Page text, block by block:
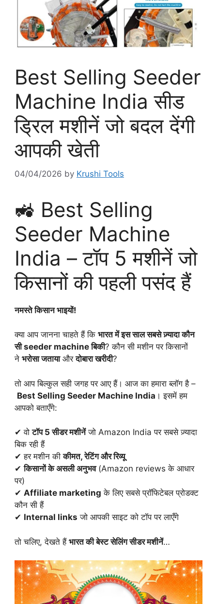
Best Selling Seeder
Machine India सीड
ड्रिल मशीनें जो बदल देंगी
आपकी खेती
04/04/2026 by Krushi Tools
🚜 Best Selling
Seeder Machine
India – टॉप 5 मशीनें जो
किसानों की पहली पसंद हैं
नमस्ते किसान भाइयों!
क्या आप जानना चाहते हैं कि भारत में इस साल सबसे ज़्यादा कौन
सी seeder machine बिकी? कौन सी मशीन पर किसानों
ने भरोसा जतायाऔरदोबारा खरीदी?
तो आप बिल्कुल सही जगह पर आए हैं। आज का हमारा ब्लॉग है –
Best Selling Seeder Machine India । इसमें हम
आपको बताएँगे:
✔ वोटॉप 5 सीडर मशीनेंजो Amazon India पर सबसे ज़्यादा
बिक रही हैं
✔ हर मशीन कीकीमत, रेटिंग और रिव्यू
✔किसानों के असली अनुभव(Amazon reviews के आधार
पर)
✔ Affiliate marketing के लिए सबसे प्रॉफिटेबल प्रोडक्ट
कौन सी हैं
✔ Internal links जो आपकी साइट को टॉप पर लाएँगे
तो चलिए, देखते हैं भारत की बेस्ट सेलिंग सीडर मशीनें…